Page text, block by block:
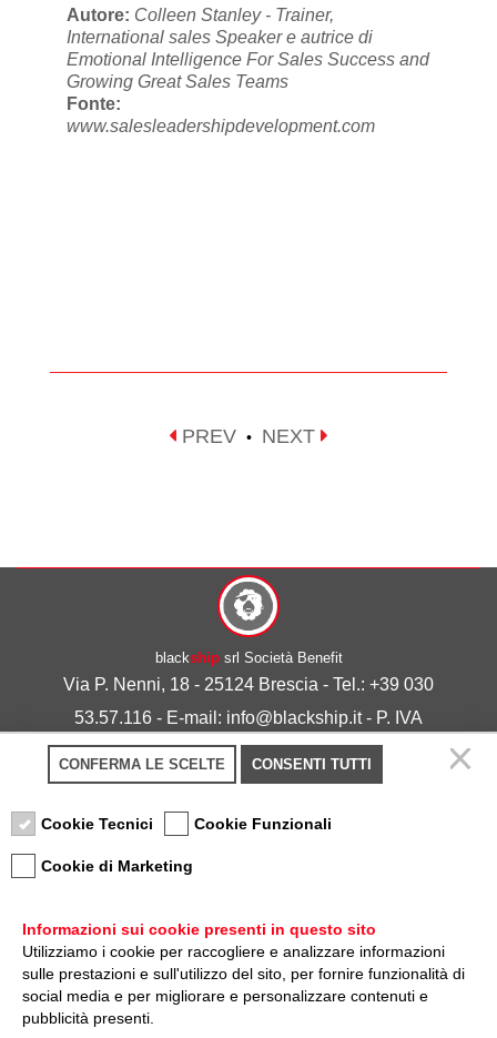
Autore: Colleen Stanley - Trainer,
International sales Speaker e autrice di
Emotional Intelligence For Sales Success and
Growing Great Sales Teams
Fonte:
www.salesleadershipdevelopment.com
PREV • NEXT
blackshipsrl Società Benefit
Via P. Nenni, 18 - 25124 Brescia - Tel.: +39 030
53.57.116 - E-mail: info@blackship.it - P. IVA
03492980986
Privacy policy-Cookie policy
Nota sulla Certificazione
CONFERMA LE SCELTE CONSENTI TUTTI
Cookie Tecnici Cookie Funzionali
Cookie di Marketing
Informazioni sui cookie presenti in questo sito
Utilizziamo i cookie per raccogliere e analizzare informazioni
sulle prestazioni e sull'utilizzo del sito, per fornire funzionalità di
social media e per migliorare e personalizzare contenuti e
pubblicità presenti.